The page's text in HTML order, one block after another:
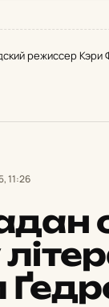
режиссер Кэри
11:26